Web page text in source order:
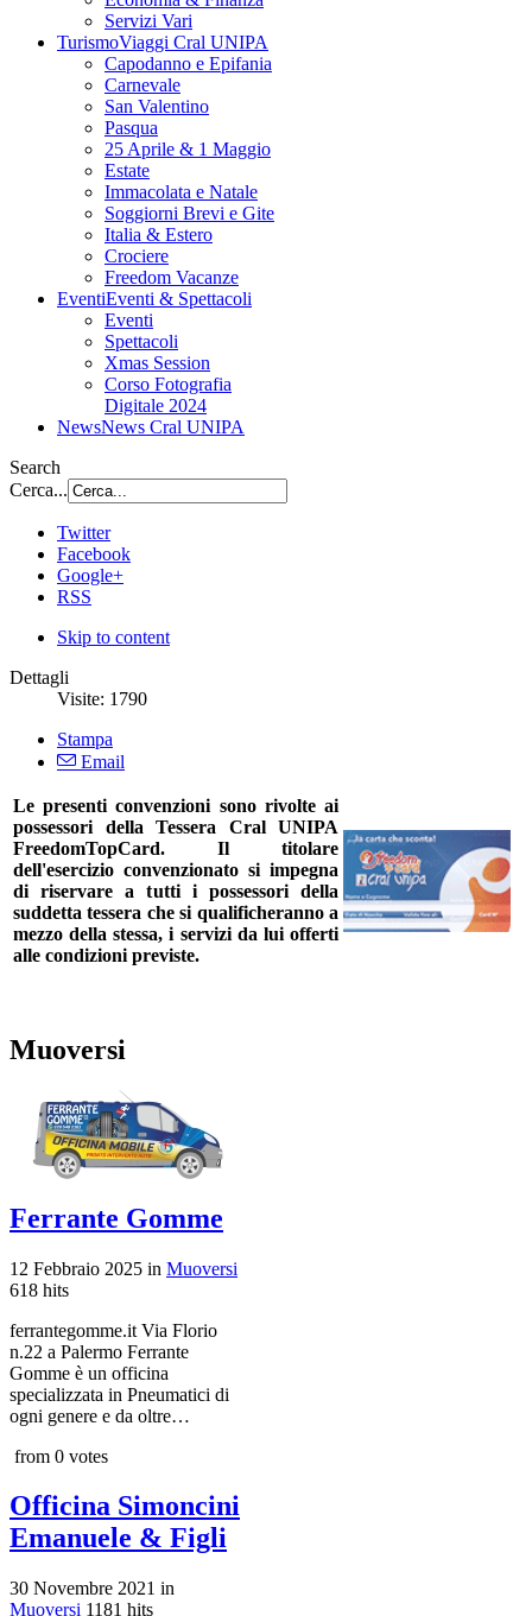
Servizi Vari
TurismoViaggi Cral UNIPA
Capodanno e Epifania
Carnevale
San Valentino
Pasqua
25 Aprile & 1 Maggio
Estate
Immacolata e Natale
Soggiorni Brevi e Gite
Italia & Estero
Crociere
Freedom Vacanze
EventiEventi & Spettacoli
Eventi
Spettacoli
Xmas Session
Corso Fotografia
Digitale 2024
NewsNews Cral UNIPA
Search
Cerca...
Twitter
Facebook
Google+
RSS
Skip to content
Dettagli
Visite: 1790
Stampa
Email
Le presenti convenzioni sono rivolte ai
possessori della Tessera Cral UNIPA
FreedomTopCard. Il titolare
dell'esercizio convenzionato si impegna
di riservare a tutti i possessori della
suddetta tessera che si qualificheranno a
mezzo della stessa, i servizi da lui offerti
alle condizioni previste.
Muoversi
Ferrante Gomme
12 Febbraio 2025 in Muoversi
618 hits
ferrantegomme.it Via Florio
n.22 a Palermo Ferrante
Gomme è un officina
specializzata in Pneumatici di
ogni genere e da oltre…
from 0 votes
Officina Simoncini
Emanuele & Figli
30 Novembre 2021 in
Muoversi 1181 hits